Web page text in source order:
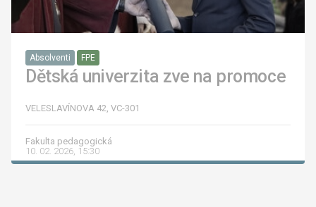
Absolventi FPE
Dětská univerzita zve na promoce
VELESLAVÍNOVA 42, VC-301
Fakulta pedagogická
10. 02. 2026, 15:30